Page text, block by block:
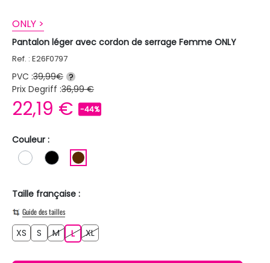
ONLY >
Pantalon léger avec cordon de serrage Femme ONLY
Ref. : E26F0797
PVC :39,99€ ?
Prix Degriff :36,99 €
22,19 € -44%
Couleur :
BLANCNOIR
Taille française :
Guide des tailles
XS S MM LL XLXL